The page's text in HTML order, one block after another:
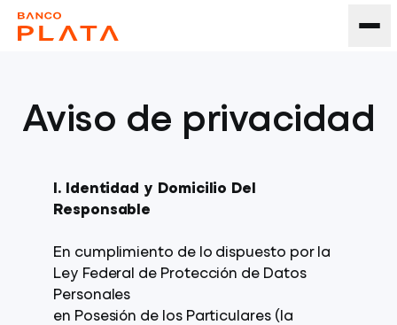
Aviso de privacidad
I. Identidad y Domicilio Del
Responsable
En cumplimiento de lo dispuesto por la
Ley Federal de Protección de Datos
Personales
en Posesión de los Particulares (la